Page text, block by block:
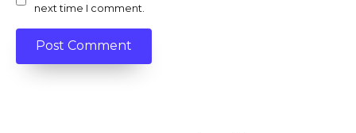
next time I comment.